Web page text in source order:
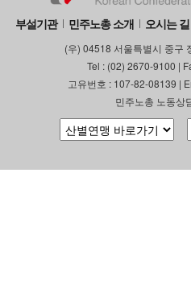
부설기관 민주노총 소개 오시는 길
(우) 04518 서울특별시 중구
Tel : (02) 2670-9100 |
고유번호 : 107-82-08139 |
민주노총 노동상